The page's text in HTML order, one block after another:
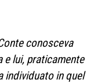
conosceva
e lui, praticamente
individuato in quel